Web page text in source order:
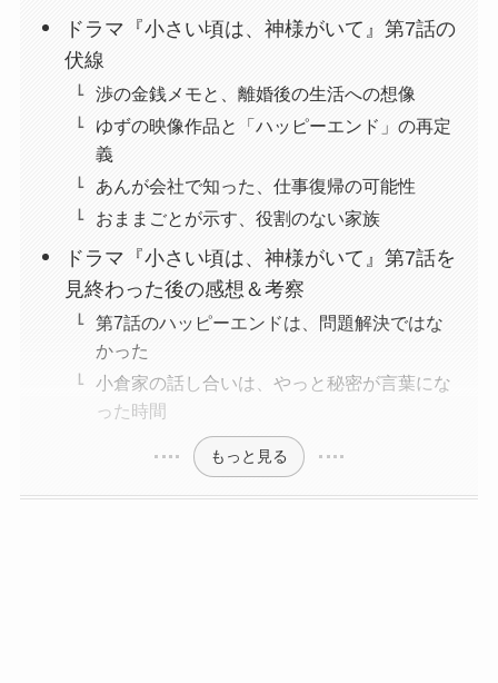
ドラマ『小さい頃は、神様がいて』第7話の
伏線
渉の金銭メモと、離婚後の生活への想像
ゆずの映像作品と「ハッピーエンド」の再定
義
あんが会社で知った、仕事復帰の可能性
おままごとが示す、役割のない家族
ドラマ『小さい頃は、神様がいて』第7話を
見終わった後の感想＆考察
第7話のハッピーエンドは、問題解決ではな
かった
小倉家の話し合いは、やっと秘密が言葉にな
った時間
もっと見る